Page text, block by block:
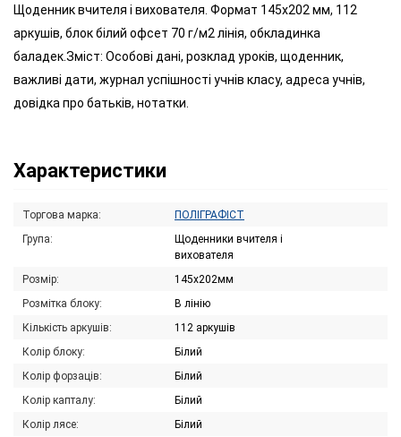
Щоденник вчителя і вихователя. Формат 145х202 мм, 112
аркушів, блок білий офсет 70 г/м2 лінія, обкладинка
баладек.Зміст: Особові дані, розклад уроків, щоденник,
важливі дати, журнал успішності учнів класу, адреса учнів,
довідка про батьків, нотатки.
Характеристики
Торгова марка:
ПОЛІГРАФІСТ
Група:
Щоденники вчителя і
вихователя
Розмір:
145х202мм
Розмітка блоку:
В лінію
Кількість аркушів:
112 аркушів
Колір блоку:
Білий
Колір форзаців:
Білий
Колір капталу:
Білий
Колір лясе:
Білий